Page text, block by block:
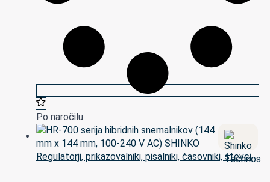
Po naročilu
Regulatorji, prikazovalniki, pisalniki, časovniki, števci